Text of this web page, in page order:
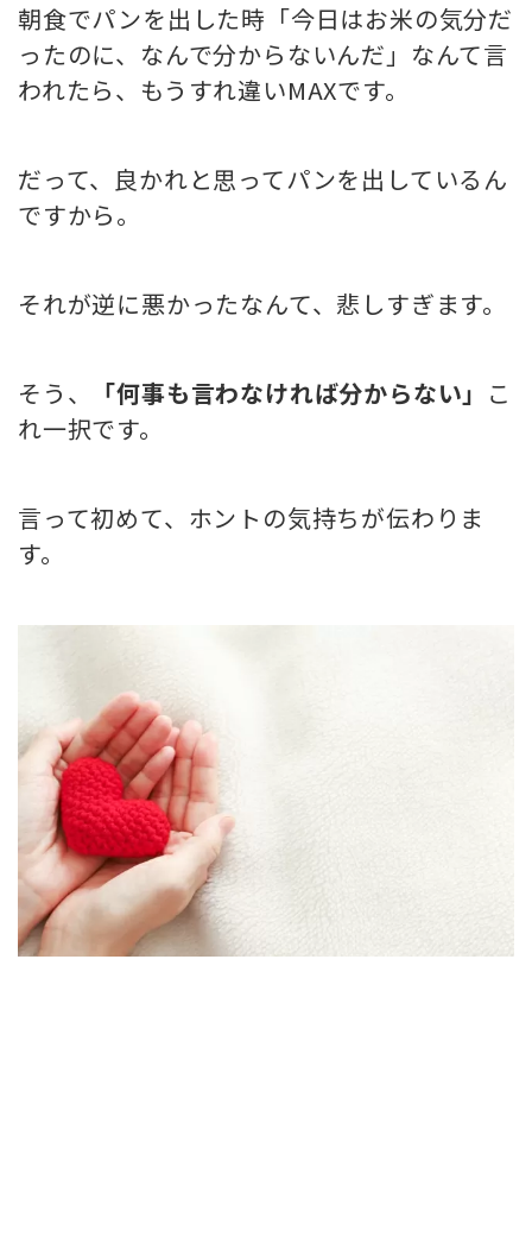
朝食でパンを出した時「今日はお米の気分だ
ったのに、なんで分からないんだ」なんて言
われたら、もうすれ違いMAXです。
だって、良かれと思ってパンを出しているん
ですから。
それが逆に悪かったなんて、悲しすぎます。
そう、 「何事も言わなければ分からない」 こ
れ一択です。
言って初めて、ホントの気持ちが伝わりま
す。